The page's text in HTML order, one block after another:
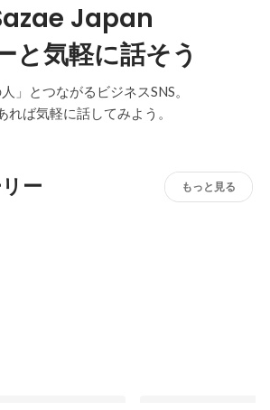
Japan
と気軽に話そう
」とつながるビジネスSNS。
れば気軽に話してみよう。
ー もっと見る